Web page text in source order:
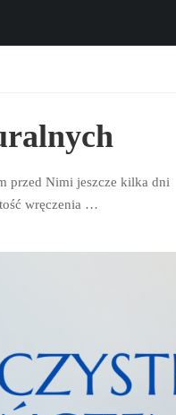
przed Nimi jeszcze kilka dni
wręczenia …